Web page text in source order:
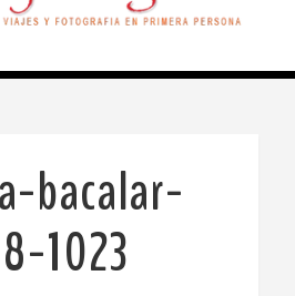
bacalar-
1023